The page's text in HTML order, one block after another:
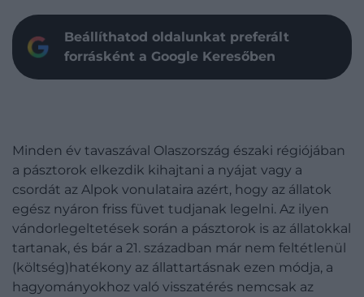
Beállíthatod oldalunkat preferált
forrásként a Google Keresőben
Minden év tavaszával Olaszország északi régiójában
a pásztorok elkezdik kihajtani a nyájat vagy a
csordát az Alpok vonulataira azért, hogy az állatok
egész nyáron friss füvet tudjanak legelni. Az ilyen
vándorlegeltetések során a pásztorok is az állatokkal
tartanak, és bár a 21. században már nem feltétlenül
(költség)hatékony az állattartásnak ezen módja, a
hagyományokhoz való visszatérés nemcsak az